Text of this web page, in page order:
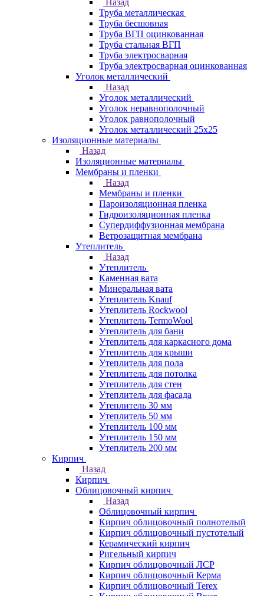
Назад
Труба металлическая
Труба бесшовная
Труба ВГП оцинкованная
Труба стальная ВГП
Труба электросварная
Труба электросварная оцинкованная
Уголок металлический
Назад
Уголок металлический
Уголок неравнополочный
Уголок равнополочный
Уголок металлический 25х25
Изоляционные материалы
Назад
Изоляционные материалы
Мембраны и пленки
Назад
Мембраны и пленки
Пароизоляционная пленка
Гидроизоляционная пленка
Супердиффузионная мембрана
Ветрозащитная мембрана
Утеплитель
Назад
Утеплитель
Каменная вата
Минеральная вата
Утеплитель Knauf
Утеплитель Rockwool
Утеплитель TermoWool
Утеплитель для бани
Утеплитель для каркасного дома
Утеплитель для крыши
Утеплитель для пола
Утеплитель для потолка
Утеплитель для стен
Утеплитель для фасада
Утеплитель 30 мм
Утеплитель 50 мм
Утеплитель 100 мм
Утеплитель 150 мм
Утеплитель 200 мм
Кирпич
Назад
Кирпич
Облицовочный кирпич
Назад
Облицовочный кирпич
Кирпич облицовочный полнотелый
Кирпич облицовочный пустотелый
Керамический кирпич
Ригельный кирпич
Кирпич облицовочный ЛСР
Кирпич облицовочный Керма
Кирпич облицовочный Terex